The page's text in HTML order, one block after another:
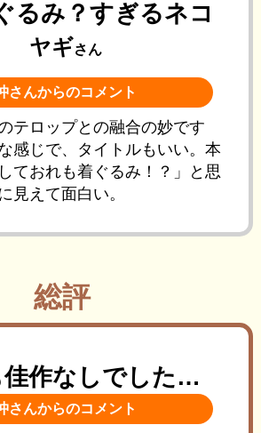
るみ？すぎるネコ
ヤギさん
さんからのコメント
テロップとの融合の妙です
感じで、タイトルもいい。本
ておれも着ぐるみ！？」と思
見えて面白い。
総評
佳作なしでした…
さんからのコメント